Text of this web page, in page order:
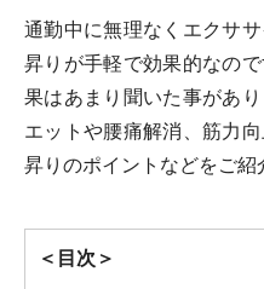
通勤中に無理なくエクサ
昇りが手軽で効果的なの
果はあまり聞いた事があ
エットや腰痛解消、筋力
昇りのポイントなどをご紹
＜目次＞